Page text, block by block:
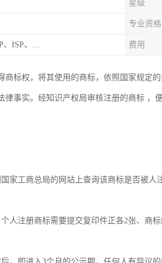
星级
专业资
、ISP、... 费用
商标权，将其使用的商标，依照国家规定
事实。经知识产权局审核注册的商标 ，
家工商总局的网站上查询该商标是否被
人注册商标需要提交复印件正各2张、商